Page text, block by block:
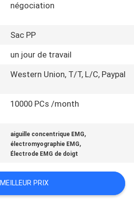
négociation
Sac PP
un jour de travail
Western Union, T/T, L/C, Paypal
10000 PCs /month
aiguille concentrique EMG,
électromyographie EMG,
Électrode EMG de doigt
MEILLEUR PRIX